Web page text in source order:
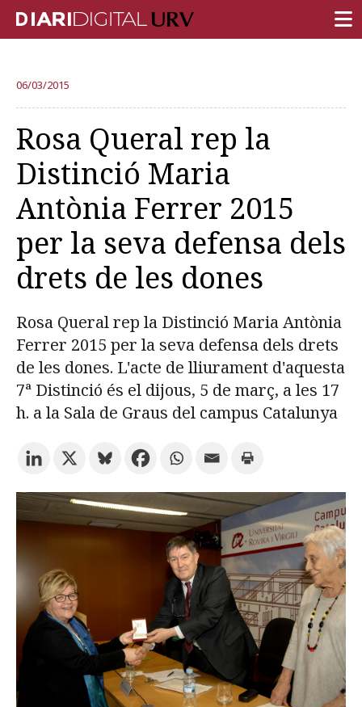
INVESTIGACIÓN
DOCENCIA
INSTITUCIÓN
VIDA EN EL CAMPUS
COMUNIDAD URV
REPORTAJES
Prueba la búsqueda avanzada
Suscríbete a los boletines electrónicos de la URV
ESPAÑOL CATALÀ ENGLISH
06/03/2015
Rosa Queral rep la
Distinció Maria
Antònia Ferrer 2015
per la seva defensa dels
drets de les dones
Rosa Queral rep la Distinció Maria Antònia
Ferrer 2015 per la seva defensa dels drets
de les dones. L'acte de lliurament d'aquesta
7ª Distinció és el dijous, 5 de març, a les 17
h. a la Sala de Graus del campus Catalunya